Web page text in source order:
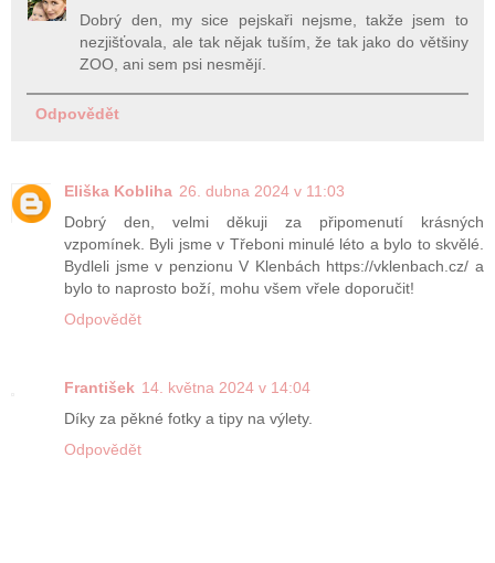
Dobrý den, my sice pejskaři nejsme, takže jsem to
nezjišťovala, ale tak nějak tuším, že tak jako do většiny
ZOO, ani sem psi nesmějí.
Odpovědět
Eliška Kobliha 26. dubna 2024 v 11:03
Dobrý den, velmi děkuji za připomenutí krásných
vzpomínek. Byli jsme v Třeboni minulé léto a bylo to skvělé.
Bydleli jsme v penzionu V Klenbách https://vklenbach.cz/ a
bylo to naprosto boží, mohu všem vřele doporučit!
Odpovědět
František 14. května 2024 v 14:04
Díky za pěkné fotky a tipy na výlety.
Odpovědět